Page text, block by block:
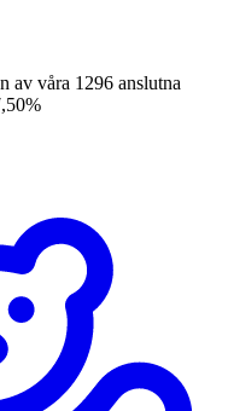
av våra 1296 anslutna